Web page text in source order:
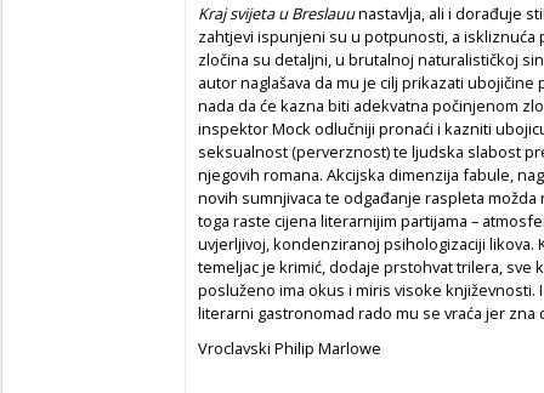
Kraj svijeta u Breslauunastavlja, ali i dorađuje
zahtjevi ispunjeni su u potpunosti, a
zločina su detaljni, u brutalnoj naturalističkoj
autor naglašava da mu je cilj prikazati
nada da će kazna biti adekvatna počinjenom
inspektor Mock odlučniji pronaći i kazniti
seksualnost (perverznost) te ljudska slabost
njegovih romana. Akcijska dimenzija fabule,
novih sumnjivaca te odgađanje raspleta
toga raste cijena literarnijim partijama –
uvjerljivoj, kondenziranoj psihologizaciji likova.
temeljac je krimić, dodaje prstohvat trilera, sve
posluženo ima okus i miris visoke
literarni gastronomad rado mu se vraća jer zna
Vroclavski Philip Marlowe